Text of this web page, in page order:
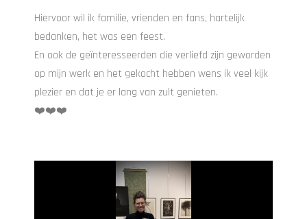
Hiervoor wil ik familie, vrienden en fans, hartelijk
bedanken, het was een feest.
En ook de geïnteresseerden die verliefd zijn geworden
op mijn werk en het gekocht hebben wens ik veel kijk
plezier en dat je er lang van zult genieten.
❤️❤️❤️